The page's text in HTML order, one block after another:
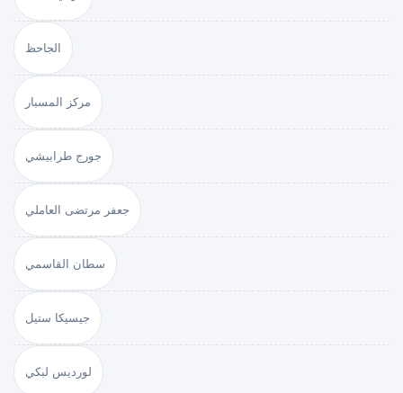
الجاحظ
مركز المسبار
جورج طرابيشي
جعفر مرتضى العاملي
سطان القاسمي
جيسيكا ستيل
لورديس لبكي